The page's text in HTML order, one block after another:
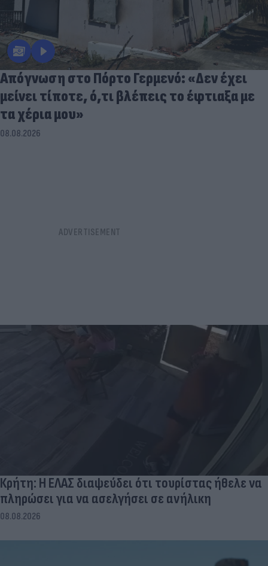
Απόγνωση στο Πόρτο Γερμενό: «Δεν έχει
μείνει τίποτε, ό,τι βλέπεις το έφτιαξα με
τα χέρια μου»
08.08.2026
Κρήτη: Η ΕΛΑΣ διαψεύδει ότι τουρίστας ήθελε να
πληρώσει για να ασελγήσει σε ανήλικη
08.08.2026